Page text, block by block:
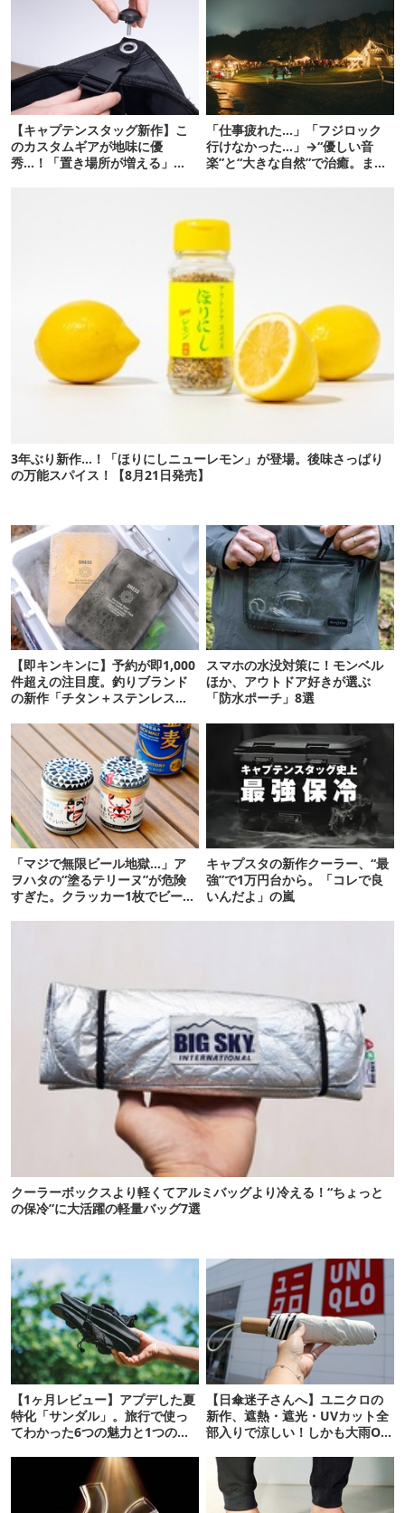
【キャプテンスタッグ新作】こ
のカスタムギアが地味に優
秀…！「置き場所が増える」
「仕事疲れた…」「フジロック
行けなかった…」→“優しい音
楽”と“大きな自然”で治癒。まだ
3年ぶり新作…！「ほりにしニューレモン」が登場。後味さっぱり
の万能スパイス！【8月21日発売】
【即キンキンに】予約が即1,000
件超えの注目度。釣りブランド
の新作「チタン＋ステンレスの
スマホの水没対策に！モンベル
ほか、アウトドア好きが選ぶ
「防水ポーチ」8選
「マジで無限ビール地獄…」ア
ヲハタの“塗るテリーヌ”が危険
すぎた。クラッカー1枚でビール
キャプスタの新作クーラー、“最
強”で1万円台から。「コレで良
いんだよ」の嵐
クーラーボックスより軽くてアルミバッグより冷える！“ちょっと
の保冷”に大活躍の軽量バッグ7選
【1ヶ月レビュー】アプデした夏
特化「サンダル」。旅行で使っ
てわかった6つの魅力と1つの注
【日傘迷子さんへ】ユニクロの
新作、遮熱・遮光・UVカット全
部入りで涼しい！しかも大雨OK